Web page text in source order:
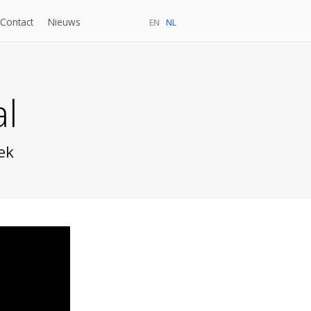
Contact Nieuws EN NL